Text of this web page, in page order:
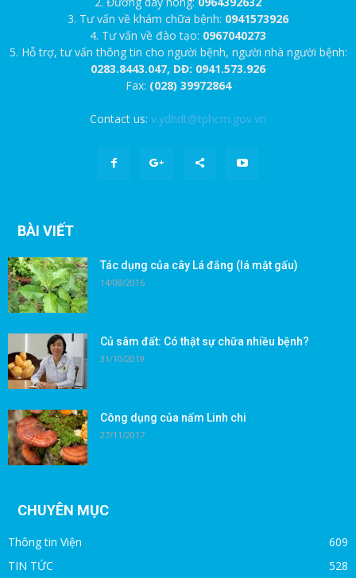
3. Tư vấn về khám chữa bệnh: 0941573926
4. Tư vấn về đào tạo: 0967040273
5. Hỗ trợ, tư vấn thông tin cho người bệnh, người nhà người bệnh:
0283.8443.047, DĐ: 0941.573.926
Fax: (028) 39972864
Contact us: v.ydhdt@tphcm.gov.vn
BÀI VIẾT
Tác dụng của cây Lá đắng (lá mật gấu)
14/08/2016
Củ sâm đất: Có thật sự chữa nhiều bệnh?
31/10/2019
Công dụng của nấm Linh chi
27/11/2017
CHUYÊN MỤC
Thông tin Viện
609
TIN TỨC
528